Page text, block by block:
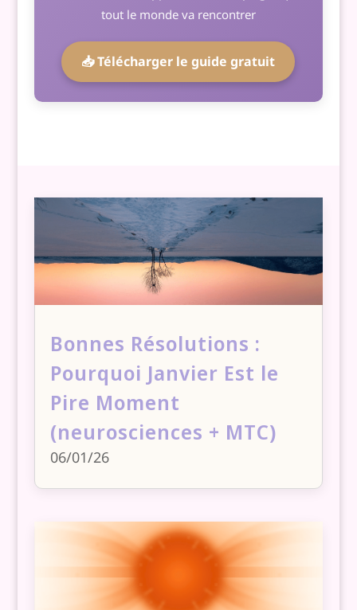
tout le monde va rencontrer
📥 Télécharger le guide gratuit
Bonnes Résolutions :
Pourquoi Janvier Est le
Pire Moment
(neurosciences + MTC)
06/01/26